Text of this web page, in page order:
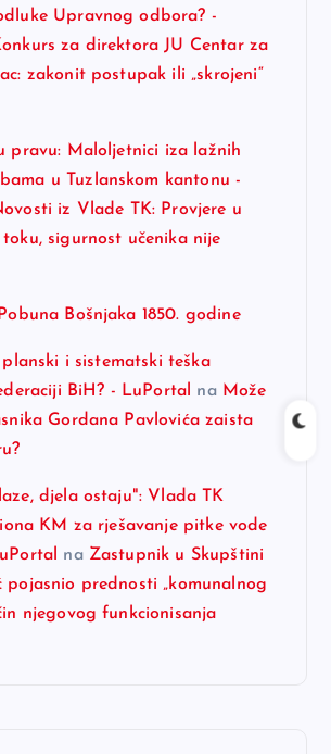
Upravnog odbora? -
za direktora JU Centar za
zakonit postupak ili „skrojeni“
pravu: Maloljetnici iza lažnih
u Tuzlanskom kantonu -
iz Vlade TK: Provjere u
sigurnost učenika nije
Pobuna Bošnjaka 1850. godine
i sistematski teška
BiH? - LuPortal
na Može
Gordana Pavlovića zaista
djela ostaju": Vlada TK
KM za rješavanje pitke vode
na Zastupnik u Skupštini
pojasnio prednosti „komunalnog
njegovog funkcionisanja